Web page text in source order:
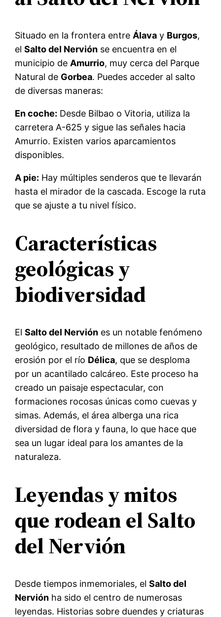
Situado en la frontera entre Álava y Burgos,
elSalto del Nervión se encuentra en el
municipio de Amurrio, muy cerca del Parque
Natural de Gorbea. Puedes acceder al salto
de diversas maneras:
En coche: Desde Bilbao o Vitoria, utiliza la
carretera A-625 y sigue las señales hacia
Amurrio. Existen varios aparcamientos
disponibles.
A pie: Hay múltiples senderos que te llevarán
hasta el mirador de la cascada. Escoge la ruta
que se ajuste a tu nivel físico.
Características
geológicas y
biodiversidad
ElSalto del Nervión es un notable fenómeno
geológico, resultado de millones de años de
erosión por el río Délica, que se desploma
por un acantilado calcáreo. Este proceso ha
creado un paisaje espectacular, con
formaciones rocosas únicas como cuevas y
simas. Además, el área alberga una rica
diversidad de flora y fauna, lo que hace que
sea un lugar ideal para los amantes de la
naturaleza.
Leyendas y mitos
que rodean el Salto
del Nervión
Desde tiempos inmemoriales, elSalto del
Nervión ha sido el centro de numerosas
leyendas. Historias sobre duendes y criaturas